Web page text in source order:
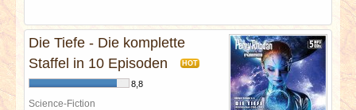
Die Tiefe - Die komplette
Staffel in 10 Episoden
HOT
8,8
Science-Fiction